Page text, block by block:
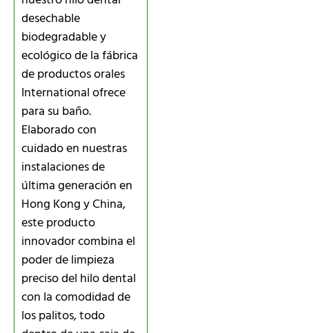
desechable
biodegradable y
ecológico de la fábrica
de productos orales
International ofrece
para su baño.
Elaborado con
cuidado en nuestras
instalaciones de
última generación en
Hong Kong y China,
este producto
innovador combina el
poder de limpieza
preciso del hilo dental
con la comodidad de
los palitos, todo